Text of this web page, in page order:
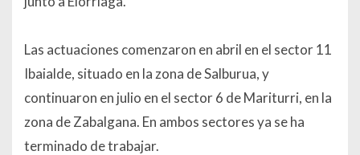
Las actuaciones comenzaron en abril en el sector 11
Ibaialde, situado en la zona de Salburua, y
continuaron en julio en el sector 6 de Mariturri, en la
zona de Zabalgana. En ambos sectores ya se ha
terminado de trabajar.